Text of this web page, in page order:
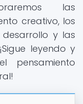
las
creativo, los
y las
leyendo y
pensamiento